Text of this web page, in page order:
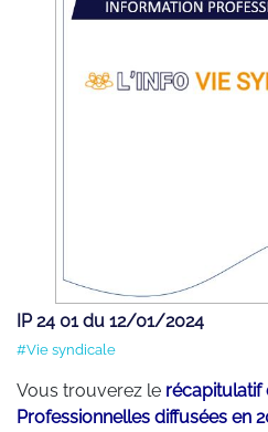
IP 24 01 du 12/01/2024
#Vie syndicale
Vous trouverez le récapitulatif
Professionnelles diffusées en